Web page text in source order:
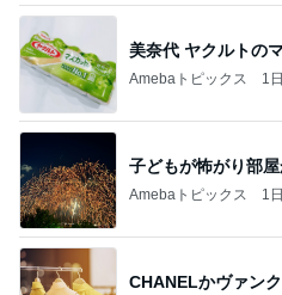
美奈代 ヤクルトの
Amebaトピックス 1
子どもが怖がり部
Amebaトピックス 1
CHANELかヴァン